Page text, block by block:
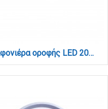
Πλαφονιέρα οροφής LED 20W 3CCT (by switch on base) από λευκό μέταλλο και ακρυλικό D:30cm (42035-D-White)